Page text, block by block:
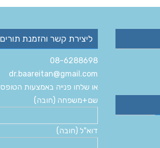
ליצירת קשר והזמנת תורים
08-6288698
dr.baareitan@gmail.com
או שלחו פנייה באמצעות הטופס
שם+משפחה (חובה)
דוא"ל (חובה)